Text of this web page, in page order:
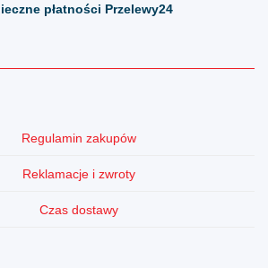
płatności Przelewy24
Regulamin zakupów
Reklamacje i zwroty
Czas dostawy